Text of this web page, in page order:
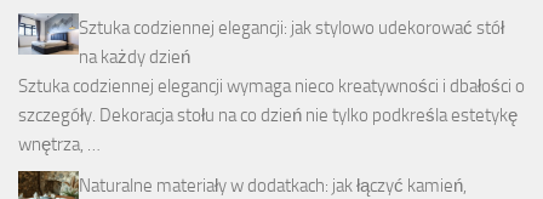
Sztuka codziennej elegancji: jak stylowo udekorować stół
na każdy dzień
Sztuka codziennej elegancji wymaga nieco kreatywności i dbałości o
szczegóły. Dekoracja stołu na co dzień nie tylko podkreśla estetykę
wnętrza, …
Naturalne materiały w dodatkach: jak łączyć kamień,